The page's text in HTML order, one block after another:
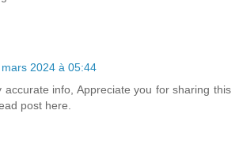
mars 2024 à 05:44
accurate info, Appreciate you for sharing this
post here.